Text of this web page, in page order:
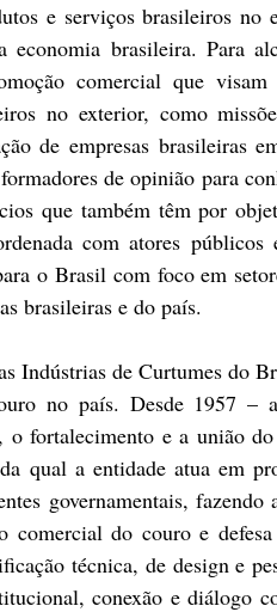
e serviços brasileiros no
economia brasileira. Para
comercial que
no exterior, como
de empresas brasileiras
de opinião para
que também têm por
com atores
o Brasil com foco em
brasileiras e do país.
Indústrias de Curtumes do
no país. Desde 1957
o fortalecimento e a união
qual a entidade atua em
governamentais,
comercial do couro e
técnica, de design e
conexão e diálogo